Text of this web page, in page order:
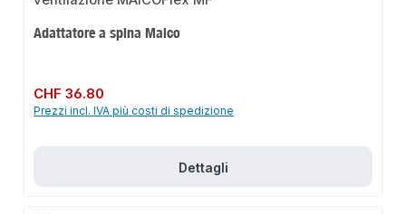
Adattatore a spina Maico
Prezzo normale:
CHF 36.80
Prezzi incl. IVA più costi di spedizione
Dettagli